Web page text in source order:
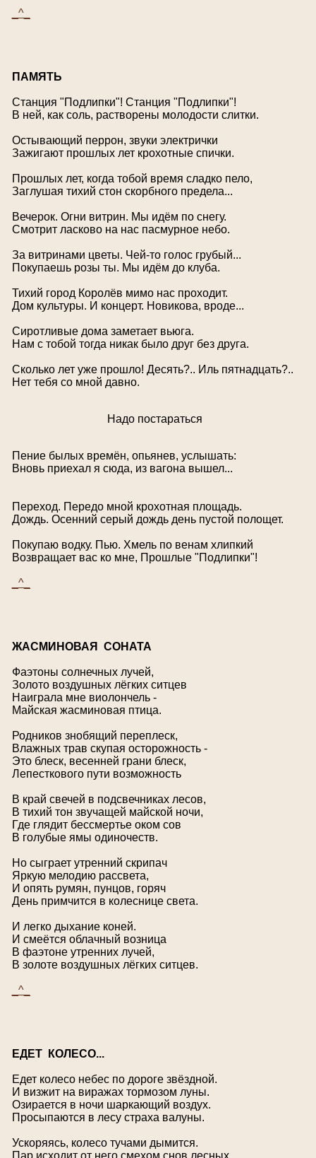
_^_
ПАМЯТЬ
Станция "Подлипки"! Станция "Подлипки"!
В ней, как соль, растворены молодости слитки.
Остывающий перрон, звуки электрички
Зажигают прошлых лет крохотные спички.
Прошлых лет, когда тобой время сладко пело,
Заглушая тихий стон скорбного предела...
Вечерок. Огни витрин. Мы идём по снегу.
Смотрит ласково на нас пасмурное небо.
За витринами цветы. Чей-то голос грубый...
Покупаешь розы ты. Мы идём до клуба.
Тихий город Королёв мимо нас проходит.
Дом культуры. И концерт. Новикова, вроде...
Сиротливые дома заметает вьюга.
Нам с тобой тогда никак было друг без друга.
Сколько лет уже прошло! Десять?.. Иль пятнадцать?..
Нет тебя со мной давно.
Надо постараться
Пение былых времён, опьянев, услышать:
Вновь приехал я сюда, из вагона вышел...
Переход. Передо мной крохотная площадь.
Дождь. Осенний серый дождь день пустой полощет.
Покупаю водку. Пью. Хмель по венам хлипкий
Возвращает вас ко мне, Прошлые "Подлипки"!
_^_
ЖАСМИНОВАЯ СОНАТА
Фаэтоны солнечных лучей,
Золото воздушных лёгких ситцев
Наиграла мне виолончель -
Майская жасминовая птица.
Родников знобящий переплеск,
Влажных трав скупая осторожность -
Это блеск, весенней грани блеск,
Лепесткового пути возможность
В край свечей в подсвечниках лесов,
В тихий тон звучащей майской ночи,
Где глядит бессмертье оком сов
В голубые ямы одиночеств.
Но сыграет утренний скрипач
Яркую мелодию рассвета,
И опять румян, пунцов, горяч
День примчится в колеснице света.
И легко дыхание коней.
И смеётся облачный возница
В фаэтоне утренних лучей,
В золоте воздушных лёгких ситцев.
_^_
ЕДЕТ КОЛЕСО...
Едет колесо небес по дороге звёздной.
И визжит на виражах тормозом луны.
Озирается в ночи шаркающий воздух.
Просыпаются в лесу страха валуны.
Ускоряясь, колесо тучами дымится.